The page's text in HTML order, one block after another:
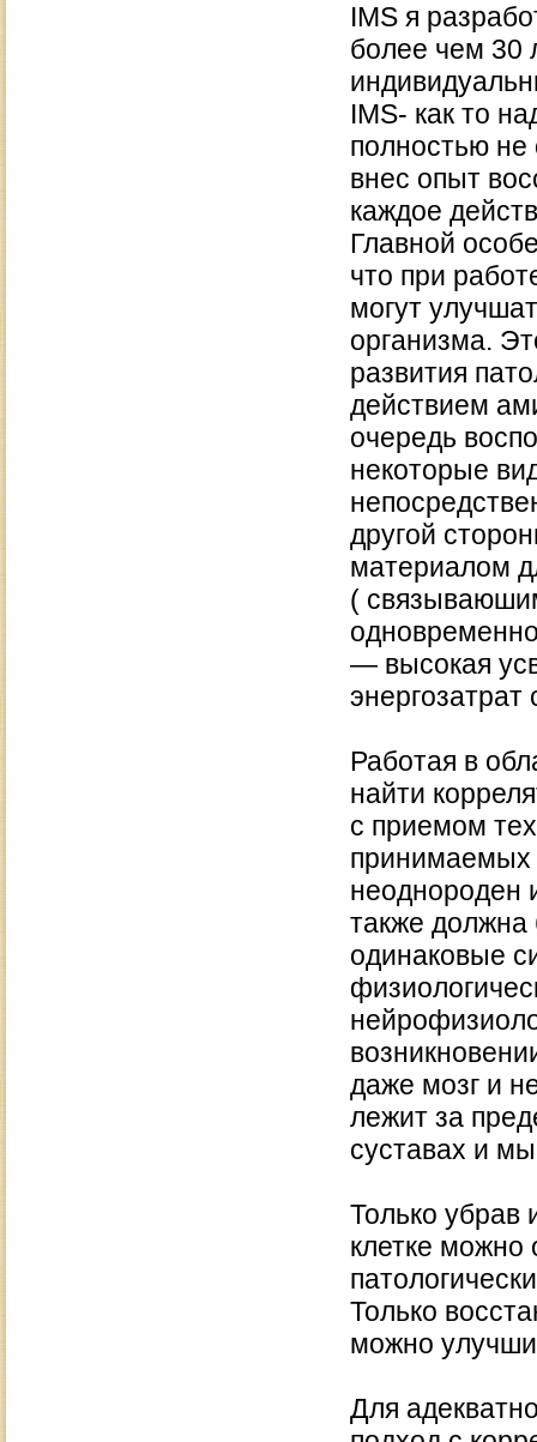
IMS я
более чем 30
IMS- как то
полностью
внес опыт
каждое
Главной
что при
могут
организма.
развития
действием
очередь
некоторые
другой
материалом
(
— высокая
Работая в
найти
с приемом
принимаемых
неоднороден
также должна
одинаковые
даже мозг и
лежит за
суставах и
Только убрав
клетке можно
Только
можно
Для